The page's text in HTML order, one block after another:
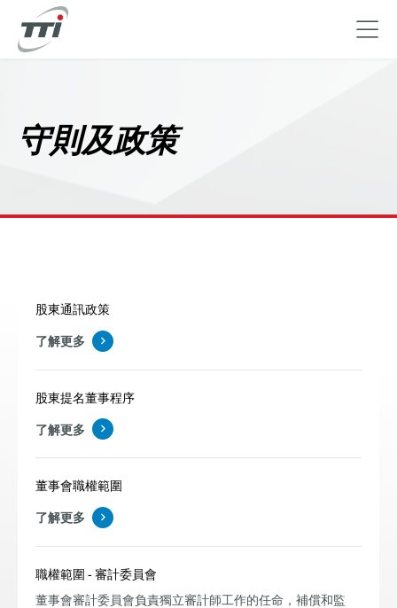
守則及政策
股東通訊政策
了解更多
股東提名董事程序
了解更多
董事會職權範圍
了解更多
職權範圍 - 審計委員會
董事會審計委員會負責獨立審計師工作的任命，補償和監